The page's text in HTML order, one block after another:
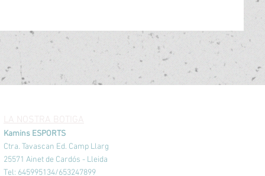
LA NOSTRA BOTIGA
Kamins ESPORTS
Ctra. Tavascan Ed. Camp Llarg
25571 Ainet de Cardós - Lleida
Tel: 645995134/653247899